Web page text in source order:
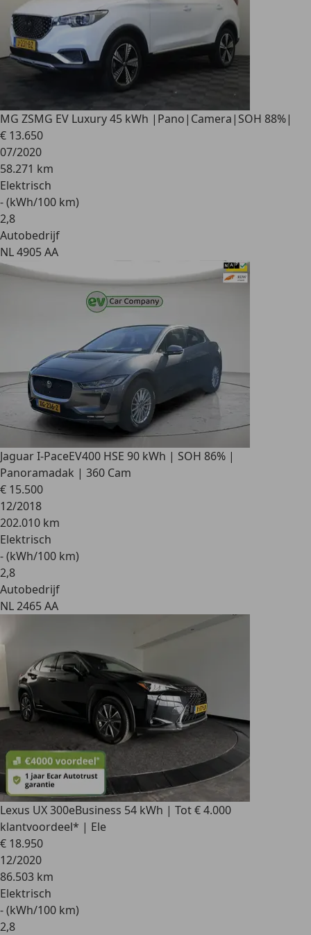
MG ZSMG EV Luxury 45 kWh |Pano|Camera|SOH 88%|
€ 13.650
07/2020
58.271 km
Elektrisch
- (kWh/100 km)
2,8
Autobedrijf
NL 4905 AA
Jaguar I-PaceEV400 HSE 90 kWh | SOH 86% |
Panoramadak | 360 Cam
€ 15.500
12/2018
202.010 km
Elektrisch
- (kWh/100 km)
2,8
Autobedrijf
NL 2465 AA
Lexus UX 300eBusiness 54 kWh | Tot € 4.000
klantvoordeel* | Ele
€ 18.950
12/2020
86.503 km
Elektrisch
- (kWh/100 km)
2,8